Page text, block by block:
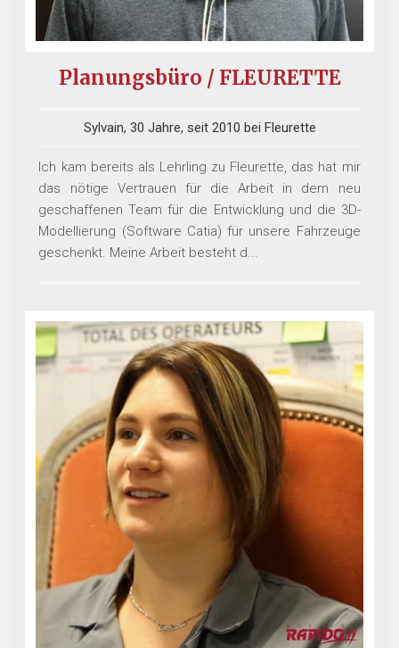
Planungsbüro / FLEURETTE
Sylvain, 30 Jahre, seit 2010 bei Fleurette
Ich kam bereits als Lehrling zu Fleurette, das hat mir
das nötige Vertrauen für die Arbeit in dem neu
geschaffenen Team für die Entwicklung und die 3D-
Modellierung (Software Catia) für unsere Fahrzeuge
geschenkt. Meine Arbeit besteht d...